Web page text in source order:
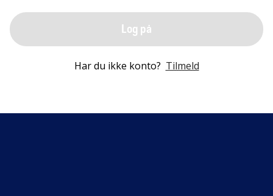
Log på
Har du ikke konto? Tilmeld